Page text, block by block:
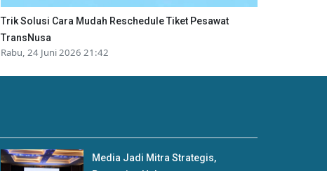
Trik Solusi Cara Mudah Reschedule Tiket Pesawat
TransNusa
Rabu, 24 Juni 2026 21:42
Media Jadi Mitra Strategis,